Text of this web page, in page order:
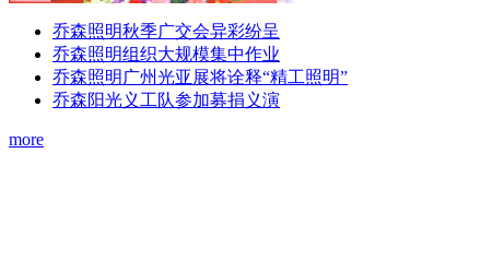
乔森照明秋季广交会异彩纷呈
乔森照明组织大规模集中作业
乔森照明广州光亚展将诠释“精工照明”
乔森阳光义工队参加募捐义演
more